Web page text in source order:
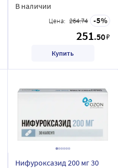
В наличии
Цена: 264.74 5
251.50₽
Купить
Нифуроксазид 200 мг 30